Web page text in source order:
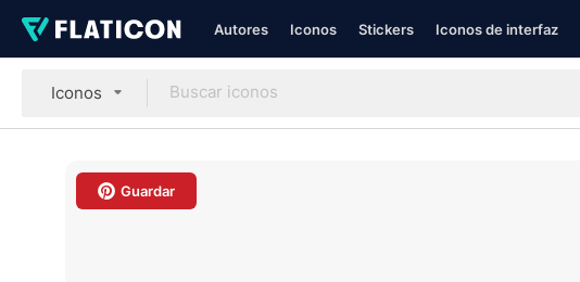
Autores Iconos Stickers Iconos de interfaz
Iconos
Guardar